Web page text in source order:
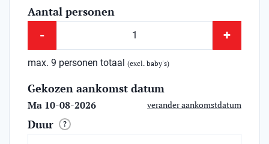
Aantal personen
- +
max. 9 personen totaal (excl. baby's)
Gekozen aankomst datum
Ma 10-08-2026 verander aankomstdatum
Duur ?